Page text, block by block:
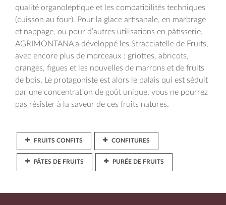
qualité organoleptique et les compatibilités techniques
(cuisson au four). Pour la glace artisanale, en marbrage
et nappage, ou pour d’autres utilisations en pâtisserie,
AGRIMONTANA a développé les Stracciatelle de Fruits,
avec encore plus de morceaux : griottes, abricots,
oranges, figues et les nouvelles de marrons et de fruits
de bois. Le protagoniste est alors le palais qui est séduit
par une concentration de goût unique, vous ne pourrez
pas résister à la saveur de ces fruits natures.
FRUITS CONFITS CONFITURES
PÂTES DE FRUITS PURÉE DE FRUITS